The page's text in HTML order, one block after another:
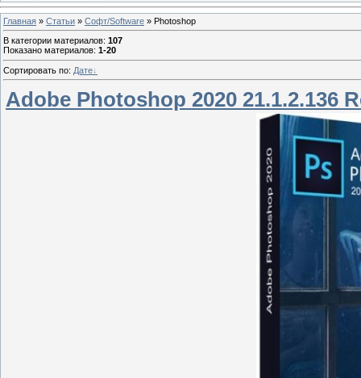
Главная » Статьи » Софт/Software » Photoshop
В категории материалов: 107
Показано материалов: 1-20
Сортировать по: Дате
Adobe Photoshop 2020 21.1.2.136